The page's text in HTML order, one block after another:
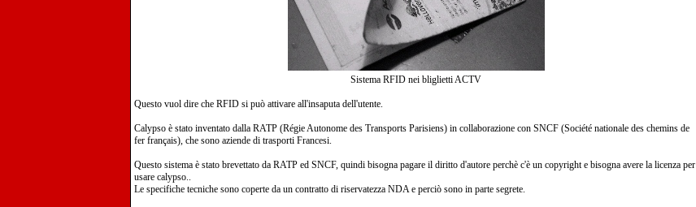
Sistema RFID nei bliglietti ACTV
Questo vuol dire che RFID si può attivare all'insaputa dell'utente.
Calypso è stato inventato dalla RATP (Régie Autonome des Transports Parisiens) in collaborazione con SNCF (Société nationale des chemins de
fer français), che sono aziende di trasporti Francesi.
Questo sistema è stato brevettato da RATP ed SNCF, quindi bisogna pagare il diritto d'autore perchè c'è un copyright e bisogna avere la licenza per
usare calypso..
Le specifiche tecniche sono coperte da un contratto di riservatezza NDA e perciò sono in parte segrete.